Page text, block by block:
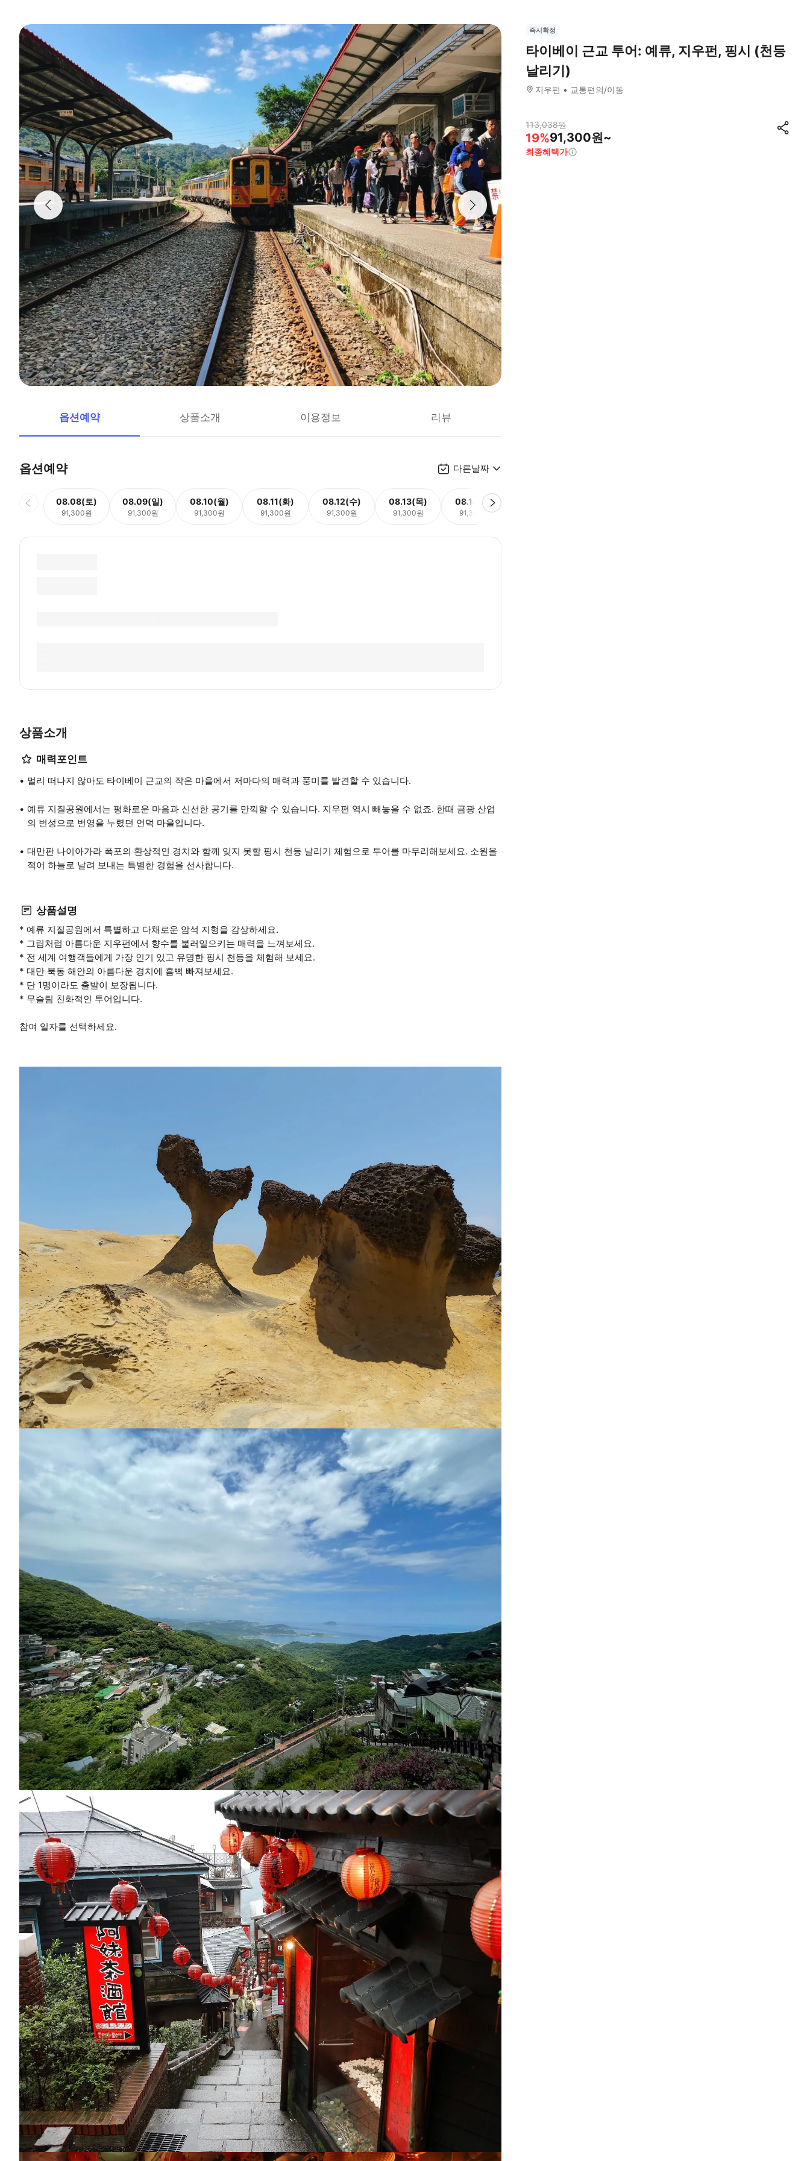
옵션예약 상품소개 이용정보 리뷰
옵션예약 다른날짜
08.08(토)
91,300원
08.09(일)
91,300원
08.10(월)
91,300원
08.11(화)
91,300원
08.12(수)
91,300원
08.13(목)
91,300원
08.14(금)
91,300원
상품소개
매력포인트
멀리 떠나지 않아도 타이베이 근교의 작은 마을에서 저마다의 매력과 풍미를 발견할 수 있습니다.
예류 지질공원에서는 평화로운 마음과 신선한 공기를 만끽할 수 있습니다. 지우펀 역시 빼놓을 수 없죠. 한때 금광 산업
의 번성으로 번영을 누렸던 언덕 마을입니다.
대만판 나이아가라 폭포의 환상적인 경치와 함께 잊지 못할 핑시 천등 날리기 체험으로 투어를 마무리해보세요. 소원을
적어 하늘로 날려 보내는 특별한 경험을 선사합니다.
상품설명
* 예류 지질공원에서 특별하고 다채로운 암석 지형을 감상하세요.
* 그림처럼 아름다운 지우펀에서 향수를 불러일으키는 매력을 느껴보세요.
* 전 세계 여행객들에게 가장 인기 있고 유명한 핑시 천등을 체험해 보세요.
* 대만 북동 해안의 아름다운 경치에 흠뻑 빠져보세요.
* 단 1명이라도 출발이 보장됩니다.
* 무슬림 친화적인 투어입니다.
참여 일자를 선택하세요.
즉시확정
타이베이 근교 투어: 예류, 지우펀, 핑시 (천등
날리기)
지우펀 교통편의/이동
113,038원
19%91,300원~
최종혜택가